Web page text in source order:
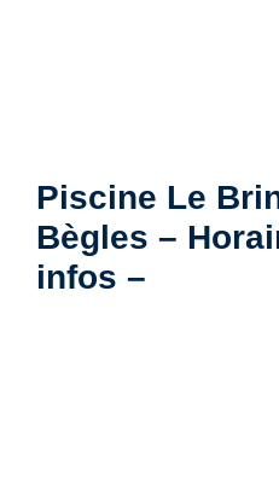
Piscine Le
Bègles –
infos –